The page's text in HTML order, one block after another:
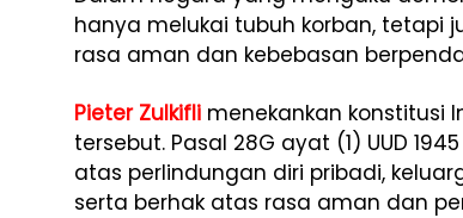
hanya melukai tubuh korban, tetapi
rasa aman dan kebebasan
Pieter Zulkifli menekankan konstitusi
tersebut. Pasal 28G ayat (1) UUD
atas perlindungan diri pribadi,
serta berhak atas rasa aman dan